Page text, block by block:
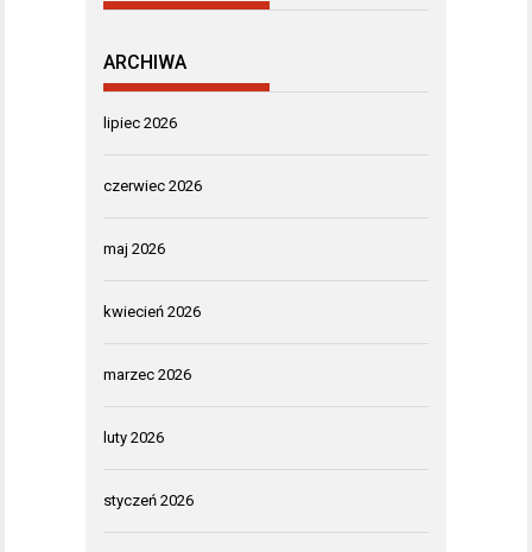
ARCHIWA
lipiec 2026
czerwiec 2026
maj 2026
kwiecień 2026
marzec 2026
luty 2026
styczeń 2026